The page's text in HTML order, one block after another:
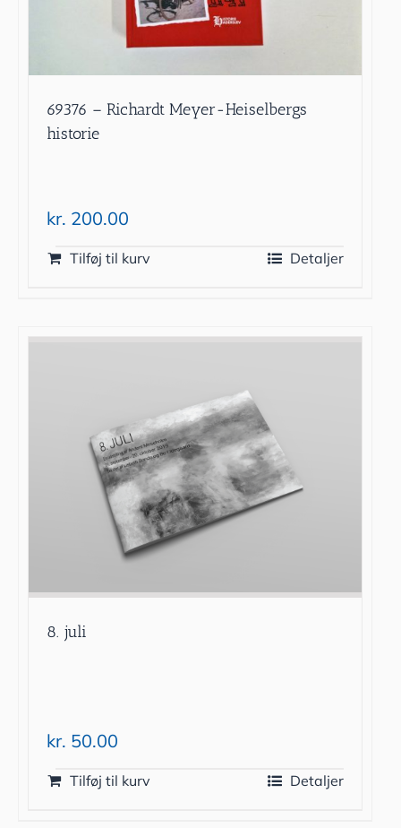
69376 – Richardt Meyer-Heiselbergs
historie
kr. 200.00
Tilføj til kurv Detaljer
8. juli
kr. 50.00
Tilføj til kurv Detaljer